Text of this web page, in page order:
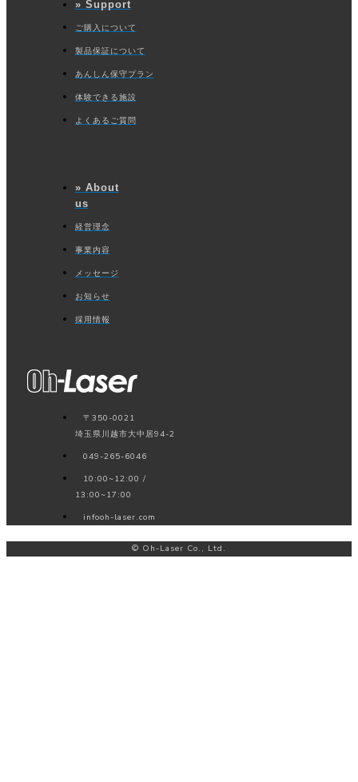
» Support
ご購入について
製品保証について
あんしん保守プラン
体験できる施設
よくあるご質問
» About
us
経営理念
事業内容
メッセージ
お知らせ
採用情報
〒350-0021
埼玉県川越市大中居94-2
049-265-6046
10:00~12:00 /
13:00~17:00
infooh-laser.com
© Oh-Laser Co., Ltd.